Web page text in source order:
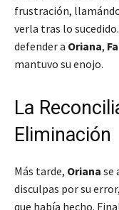
frustración,
verla tras lo
defender a Oriana,
mantuvo su enojo.
La
Eliminación
Más tarde, Oriana se
disculpas por su
que había hecho.